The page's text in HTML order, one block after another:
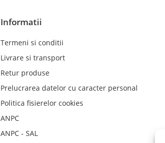
Informatii
Termeni si conditii
Livrare si transport
Retur produse
Prelucrarea datelor cu caracter personal
Politica fisierelor cookies
ANPC
ANPC - SAL